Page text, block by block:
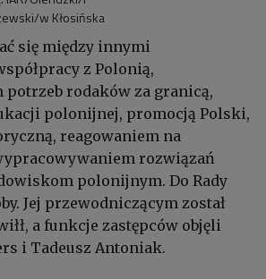
w Kłosińska
się między innymi
z Polonią,
potrzeb rodaków za granicą,
polonijnej, promocją Polski,
reagowaniem na
rozwiązań
polonijnym. Do Rady
Jej przewodniczącym został
a funkcje zastępców objęli
i Tadeusz Antoniak.